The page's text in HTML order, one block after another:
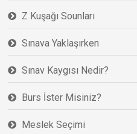
Z Kuşağı Sounları
Sınava Yaklaşırken
Sınav Kaygısı Nedir?
Burs İster Misiniz?
Meslek Seçimi